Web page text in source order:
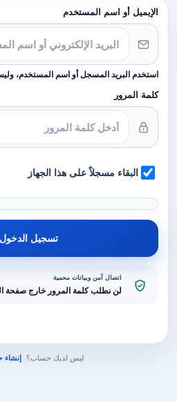
الإيميل أو اسم المستخدم
استخدم البريد المسجل أو اسم المستخدم،
كلمة المرور
البقاء مسجلاً على هذا الجهاز
تسجيل الدخول
اتصال آمن وبيانات محمية
لن نطلب كلمة المرور خارج صفحة
ليس لديك حساب؟